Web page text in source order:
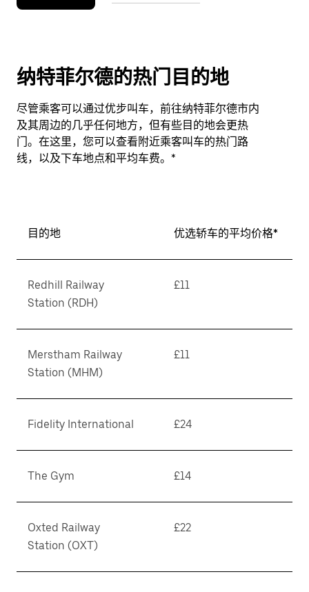
纳特菲尔德的热门目的地
尽管乘客可以通过优步叫车，前往纳特菲尔德市内
及其周边的几乎任何地方，但有些目的地会更热
门。在这里，您可以查看附近乘客叫车的热门路
线，以及下车地点和平均车费。*
目的地 优选轿车的平均价格*
Redhill Railway
Station (RDH)
£11
Merstham Railway
Station (MHM)
£11
Fidelity International £24
The Gym £14
Oxted Railway
Station (OXT)
£22